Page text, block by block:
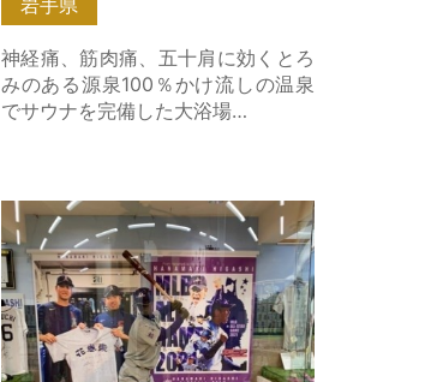
神経痛、筋肉痛、五十肩に効くとろ
みのある源泉100％かけ流しの温泉
でサウナを完備した大浴場…
花巻市ゆかりのプロ野球選手 展示
ブース の詳細はこちら